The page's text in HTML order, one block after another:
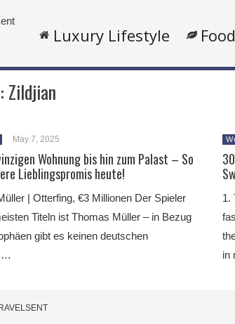
Luxury Lifestyle Food
Zildjian
May 7, 2025
Wohnung bis hin zum Palast – So
Lieblingspromis heute!
| Otterfing, €3 Millionen Der Spieler
Titeln ist Thomas Müller – in Bezug
gibt es keinen deutschen
1.
in